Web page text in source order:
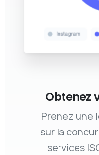
Obtenez
Prenez une
sur la
services